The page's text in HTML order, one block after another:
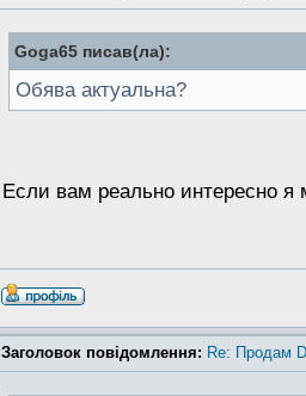
Goga65 писав(ла):
Обява актуальна?
Если вам реально интересно я
Заголовок повідомлення: Re: Продам